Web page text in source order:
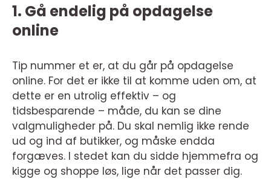
1. Gå endelig på opdagelse
online
Tip nummer et er, at du går på opdagelse
online. For det er ikke til at komme uden om, at
dette er en utrolig effektiv – og
tidsbesparende – måde, du kan se dine
valgmuligheder på. Du skal nemlig ikke rende
ud og ind af butikker, og måske endda
forgæves. I stedet kan du sidde hjemmefra og
kigge og shoppe løs, lige når det passer dig.